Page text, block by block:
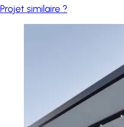
Projet similaire ?